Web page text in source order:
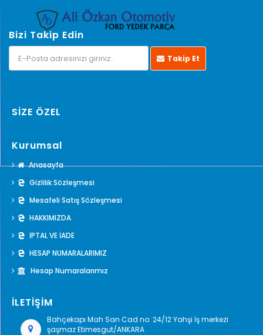
Bizi Takip Edin
Takip Et
SİZE ÖZEL
Kurumsal
Anasayfa
Gizlilik Sözleşmesi
Mesafeli Satış Sözleşmesi
HAKKIMIZDA
İPTAL VE İADE
HESAP NUMARALARIMIZ
Hesap Numaralarımız
İLETİŞİM
Bahçekapı Mah San Cad no: 24/12 Yahşi İş merkezi
şaşmaz Etimesgut/ANKARA